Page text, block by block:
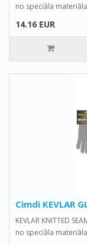
no speciāla
14.16 EUR
Cimdi KEVLAR
KEVLAR KNITTED
no speciāla